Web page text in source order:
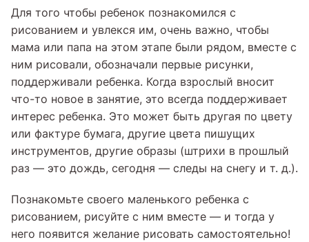
Для того чтобы ребенок познакомился с
рисованием и увлекся им, очень важно, чтобы
мама или папа на этом этапе были рядом, вместе с
ним рисовали, обозначали первые рисунки,
поддерживали ребенка. Когда взрослый вносит
что-то новое в занятие, это всегда поддерживает
интерес ребенка. Это может быть другая по цвету
или фактуре бумага, другие цвета пишущих
инструментов, другие образы (штрихи в прошлый
раз — это дождь, сегодня — следы на снегу и т. д.).
Познакомьте своего маленького ребенка с
рисованием, рисуйте с ним вместе — и тогда у
него появится желание рисовать самостоятельно!